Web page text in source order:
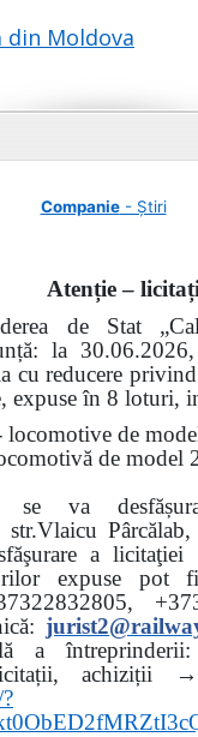
din Moldova
Companie- Știri
Atenție –
de Stat
la
cu reducere
expuse în 8 loturi,
locomotive de
de model
se va
str.Vlaicu
a licitaţiei
expuse pot
a întreprinderii:
licitații,